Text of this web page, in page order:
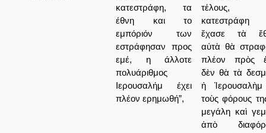
κατεστράφη, τα
έθνη και το
εμπόριόν των
εστράφησαν προς
εμέ, η άλλοτε
πολυάριθμος
Ιερουσαλήμ έχει
πλέον ερημωθή”,
τέλους,
κατεστράφη
ἔχασε τὰ
αὐτὰ θὰ
πλέον πρὸς
δὲν θὰ τὰ
ἡ
τοὺς φόρους
μεγάλη καὶ
ἀπὸ